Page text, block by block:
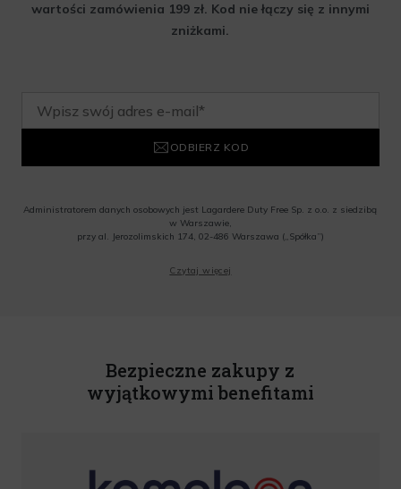
wartości zamówienia 199 zł. Kod nie łączy się z innymi
zniżkami.
ODBIERZ KOD
Administratorem danych osobowych jest Lagardere Duty Free Sp. z o.o. z siedzibą
w Warszawie,
przy al. Jerozolimskich 174, 02-486 Warszawa („Spółka”)
o.o. informacji handlowych, w tym newslettera, informacji o promocjach i
Czytaj więcej
Bezpieczne zakupy z
wyjątkowymi benefitami